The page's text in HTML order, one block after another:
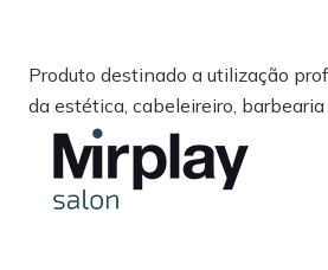
Produto destinado a utilização
da estética, cabeleireiro,